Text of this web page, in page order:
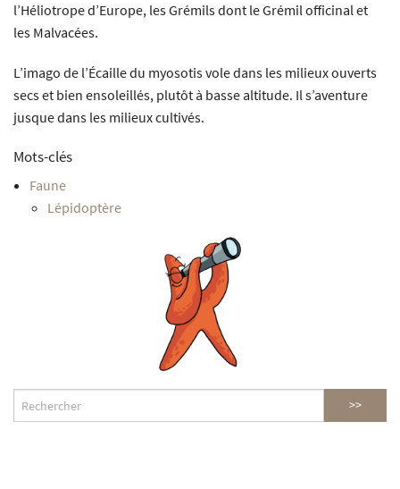
l’Héliotrope d’Europe, les Grémils dont le Grémil officinal et
les Malvacées.
L’imago de l’Écaille du myosotis vole dans les milieux ouverts
secs et bien ensoleillés, plutôt à basse altitude. Il s’aventure
jusque dans les milieux cultivés.
Mots-clés
Faune
Lépidoptère